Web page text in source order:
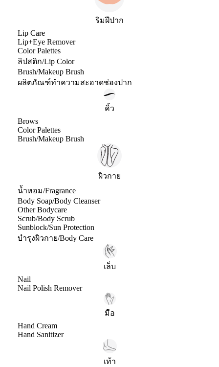
ริมฝีปาก
Lip Care
Lip+Eye Remover
Color Palettes
ลิปสติก/Lip Color
Brush/Makeup Brush
ผลิตภัณฑ์ทำความสะอาดช่องปาก
คิ้ว
Brows
Color Palettes
Brush/Makeup Brush
ผิวกาย
น้ำหอม/Fragrance
Body Soap/Body Cleanser
Other Bodycare
Scrub/Body Scrub
Sunblock/Sun Protection
บำรุงผิวกาย/Body Care
เล็บ
Nail
Nail Polish Remover
มือ
Hand Cream
Hand Sanitizer
เท้า